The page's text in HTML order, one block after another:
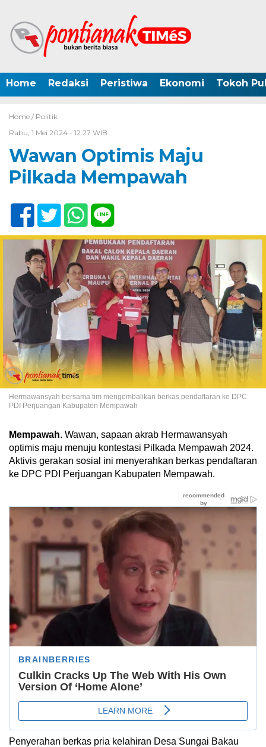
Home Redaksi Peristiwa Ekonomi Tokoh
Home / Politik
Rabu, 1 Mei 2024 - 12:27 WIB
Wawan Optimis Maju
Pilkada Mempawah
Hermawansyah bersama tim mengembalikan berkas pendaftaran ke DPC
PDI Perjuangan Kabupaten Mempawah
Mempawah. Wawan, sapaan akrab Hermawansyah
optimis maju menuju kontestasi Pilkada Mempawah 2024.
Aktivis gerakan sosial ini menyerahkan berkas pendaftaran
ke DPC PDI Perjuangan Kabupaten Mempawah.
Penyerahan berkas pria kelahiran Desa Sungai Bakau